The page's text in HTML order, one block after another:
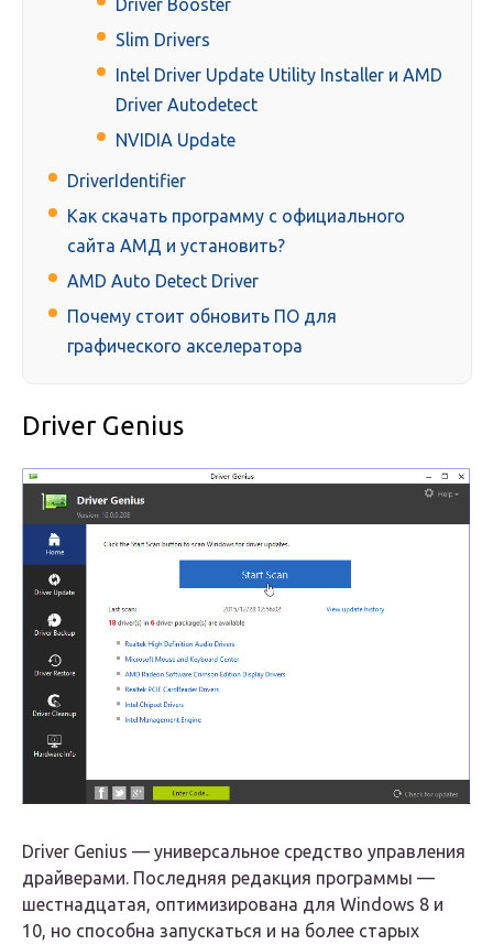
Driver Booster
Slim Drivers
Intel Driver Update Utility Installer и AMD
Driver Autodetect
NVIDIA Update
DriverIdentifier
Как скачать программу с официального
сайта АМД и установить?
AMD Auto Detect Driver
Почему стоит обновить ПО для
графического акселератора
Driver Genius
Driver Genius — универсальное средство управления
драйверами. Последняя редакция программы —
шестнадцатая, оптимизирована для Windows 8 и
10, но способна запускаться и на более старых